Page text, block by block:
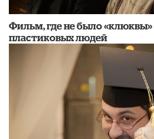
Фильм, где не было
пластиковых людей